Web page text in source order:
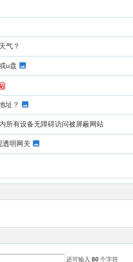
气？
u盘
址？
所有设备无障碍访问被屏蔽网站
透明网关
还可输入 80 个字符